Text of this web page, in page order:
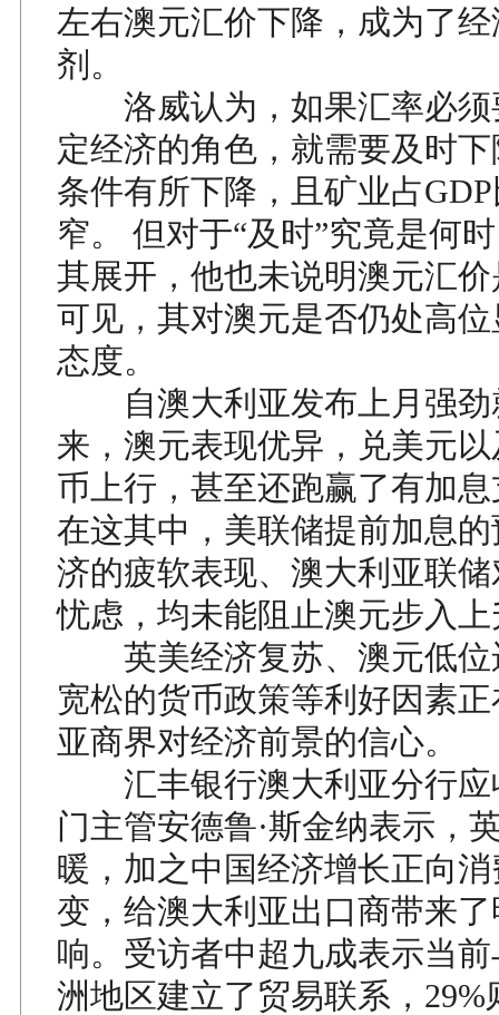
左右澳元汇价下降，成为了
剂。
洛威认为，如果汇率必须
定经济的角色，就需要及时
条件有所下降，且矿业占
窄。 但对于“及时”究竟是何
其展开，他也未说明澳元汇
可见，其对澳元是否仍处高
态度。
自澳大利亚发布上月强劲
来，澳元表现优异，兑美元
币上行，甚至还跑赢了有加
在这其中，美联储提前加息
济的疲软表现、澳大利亚联
忧虑，均未能阻止澳元步入
英美经济复苏、澳元低位
宽松的货币政策等利好因素
亚商界对经济前景的信心。
汇丰银行澳大利亚分行应
门主管安德鲁·斯金纳表示，
暖，加之中国经济增长正向
变，给澳大利亚出口商带来
响。受访者中超九成表示当
洲地区建立了贸易联系，29%